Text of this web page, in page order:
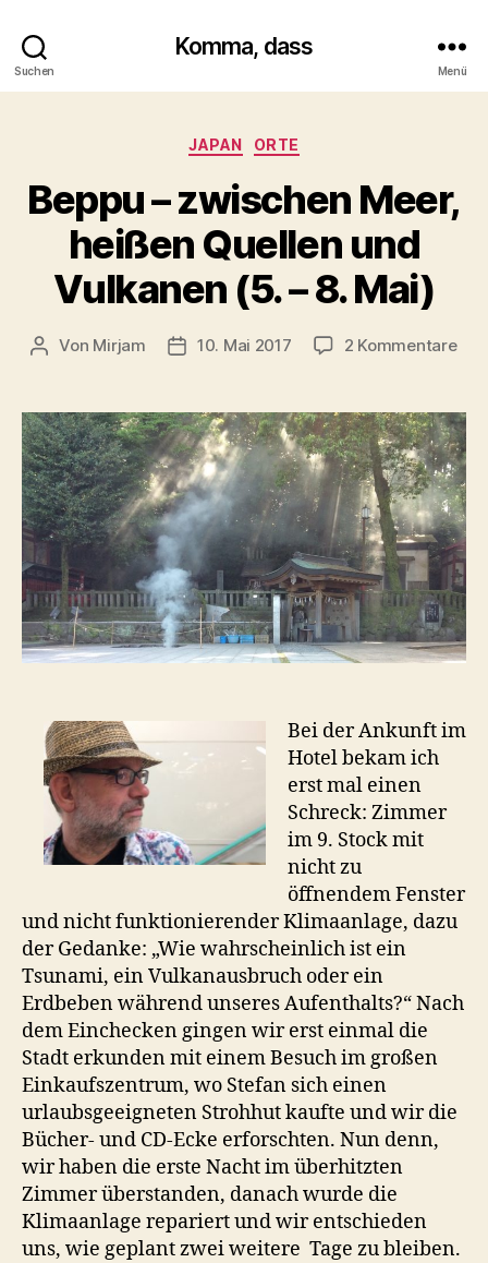
Suchen
Komma, dass
Menü
Kategorien
JAPAN ORTE
Beppu – zwischen Meer,
heißen Quellen und
Vulkanen (5. – 8. Mai)
Beitragsautor
Von Mirjam Beitragsdatum
10. Mai 2017 2 Kommentarezu
und
(5.
–
8.
Bei der Ankunft im
Hotel bekam ich
erst mal einen
Schreck: Zimmer
im 9. Stock mit
nicht zu
öffnendem Fenster
und nicht funktionierender Klimaanlage, dazu
der Gedanke: „Wie wahrscheinlich ist ein
Tsunami, ein Vulkanausbruch oder ein
Erdbeben während unseres Aufenthalts?“ Nach
dem Einchecken gingen wir erst einmal die
Stadt erkunden mit einem Besuch im großen
Einkaufszentrum, wo Stefan sich einen
urlaubsgeeigneten Strohhut kaufte und wir die
Bücher- und CD-Ecke erforschten. Nun denn,
wir haben die erste Nacht im überhitzten
Zimmer überstanden, danach wurde die
Klimaanlage repariert und wir entschieden
uns, wie geplant zwei weitere Tage zu bleiben.